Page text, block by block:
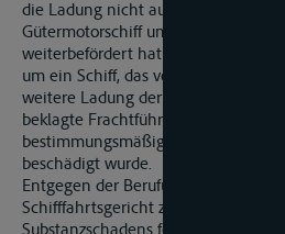
die Ladung nicht aus-, sondern
Gütermotorschiff umgeladen worden
weiterbefördert hat. Dabei handelte
um ein Schiff, das von der
weitere Ladung der Firma X
beklagte Frachtführerin hatte das
bestimmungsmäßigen Empfänger
beschädigt wurde.
Entgegen der Berufungsangriffe der
Schifffahrtsgericht zu Recht den
Substanzschadens festgestellt.